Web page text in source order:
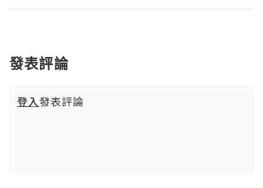
發表評論
登入發表評論